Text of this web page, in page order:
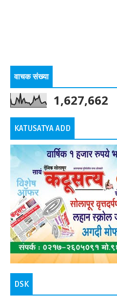
वाचक संख्या
1,627,662
KATUSATYA ADD
DSK